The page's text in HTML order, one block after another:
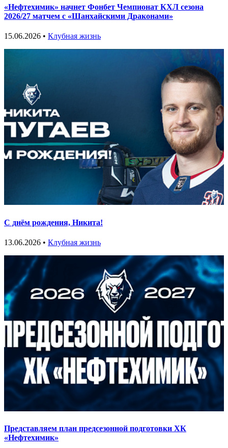
«Нефтехимик» начнет Фонбет Чемпионат КХЛ сезона
2026/27 матчем с «Шанхайскими Драконами»
15.06.2026 • Клубная жизнь
С днём рождения, Никита!
13.06.2026 • Клубная жизнь
Представляем план предсезонной подготовки ХК
«Нефтехимик»